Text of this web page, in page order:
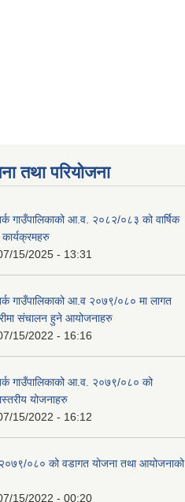
तथा परियोजना
गाउँपालिकाको आ.व. २०८२/०८३ को वार्षिक
कार्यक्रमहरु
15/2025 - 13:31
गाउँपालिकाको आ.व २०७९/०८० मा लागत
संचालन हुने आयोजनाहरु
15/2022 - 16:16
गाउँपालिकाको आ.व. २०७९/०८० को
योजनाहरु
15/2022 - 16:12
०८० को वडागत योजना तथा आयोजनाको
15/2022 - 00:20